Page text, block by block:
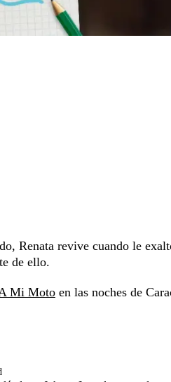
Renata revive cuando le
de ello.
Mi Moto en las noches de